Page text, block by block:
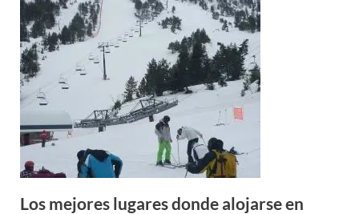
Los mejores lugares donde alojarse en